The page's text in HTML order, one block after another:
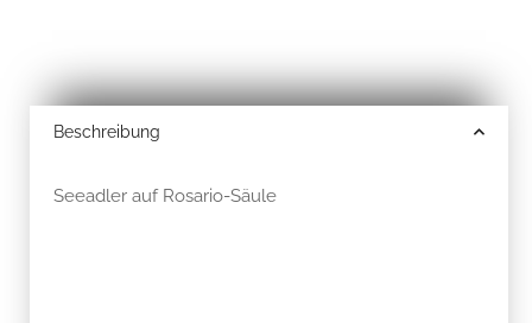
Beschreibung
Seeadler auf Rosario-Säule